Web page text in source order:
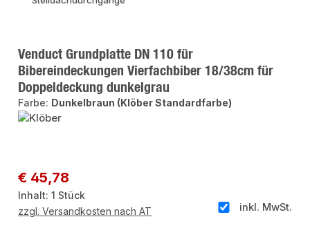
Venduct Grundplatte DN 110 für
Bibereindeckungen Vierfachbiber 18/38cm für
Doppeldeckung dunkelgrau
Farbe: Dunkelbraun (Klöber Standardfarbe)
Regulärer Preis:
€ 45,78
Inhalt:1 Stück
inkl. MwSt.
zzgl. Versandkosten nach AT